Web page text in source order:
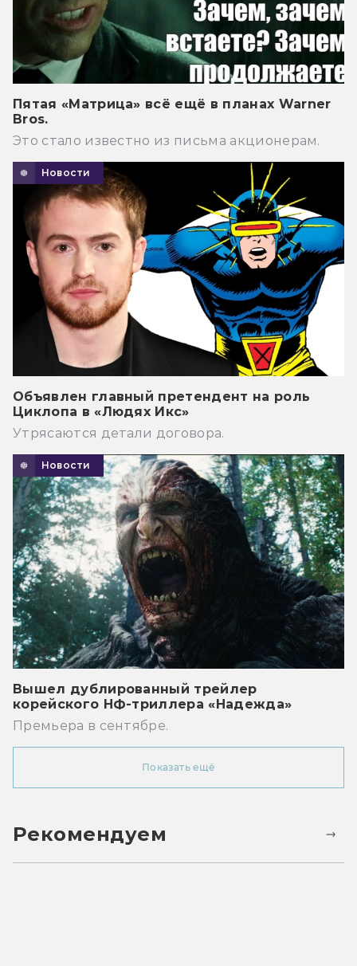
Пятая «Матрица» всё ещё в планах Warner
Bros.
Это стало известно из письма акционерам.
Новости
Объявлен главный претендент на роль
Циклопа в «Людях Икс»
Утрясаются детали договора.
Новости
Вышел дублированный трейлер
корейского НФ-триллера «Надежда»
Премьера в сентябре.
Показать ещё
Рекомендуем